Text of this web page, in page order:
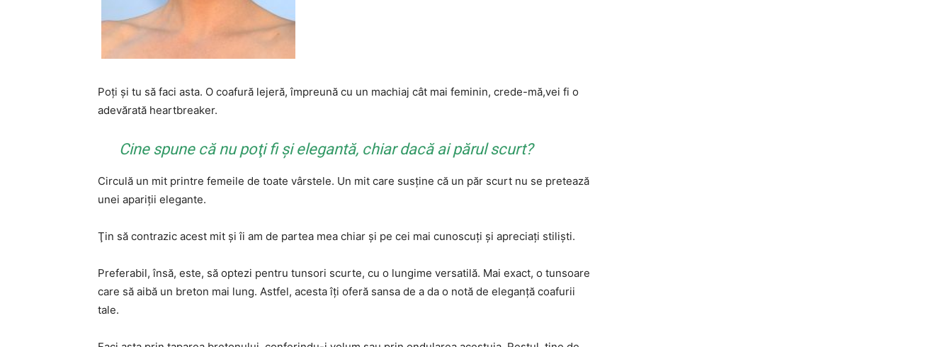
Poţi şi tu să faci asta. O coafură lejeră, împreună cu un machiaj cât mai feminin, crede-mă,vei fi o
adevărată heartbreaker.
Cine spune că nu poţi fi şi elegantă, chiar dacă ai părul scurt?
Circulă un mit printre femeile de toate vârstele. Un mit care susţine că un păr scurt nu se pretează
unei apariţii elegante.
Ţin să contrazic acest mit şi îi am de partea mea chiar şi pe cei mai cunoscuţi şi apreciaţi stilişti.
Preferabil, însă, este, să optezi pentru tunsori scurte, cu o lungime versatilă. Mai exact, o tunsoare
care să aibă un breton mai lung. Astfel, acesta îţi oferă sansa de a da o notă de eleganță coafurii
tale.